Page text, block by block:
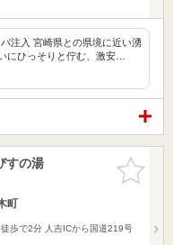
注入 宮崎県との県境に近い湧
にひっそりと佇む、激安…
お気に入
りに追加
すの湯
町
歩で2分 人吉ICから国道219号